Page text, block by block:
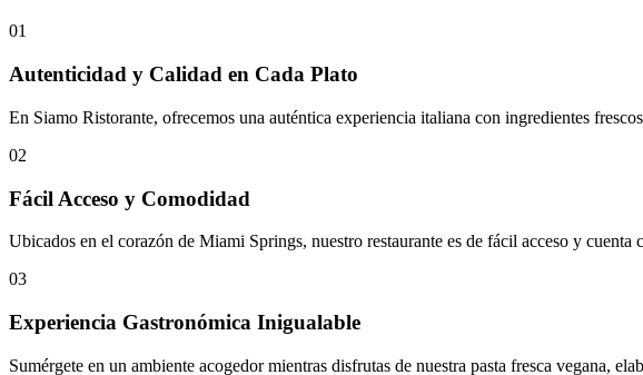
01
Autenticidad y Calidad en Cada Plato
En Siamo Ristorante, ofrecemos una auténtica experiencia italiana con ingredientes
02
Fácil Acceso y Comodidad
Ubicados en el corazón de Miami Springs, nuestro restaurante es de fácil acceso y
03
Experiencia Gastronómica Inigualable
Sumérgete en un ambiente acogedor mientras disfrutas de nuestra pasta fresca vegana,